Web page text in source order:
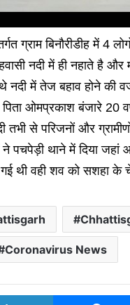
बिनौरीडीह में 4
नदी में ही नहाते है
नदी में तेज बहाव होने
ओमप्रकाश बंजारे 20
तभी से परिजनों और
पचपेड़ी थाने में दिया
थी वही शव को सशहा के
Coronavirus News
LinkedIn